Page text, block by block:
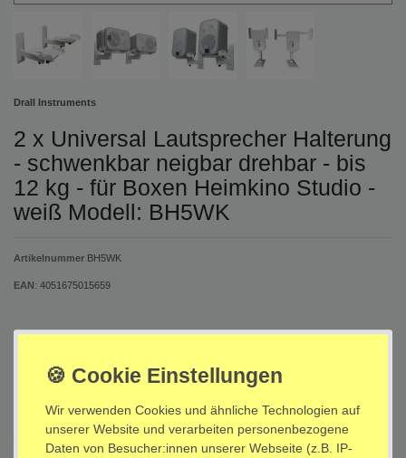
Drall Instruments
2 x Universal Lautsprecher Halterung
- schwenkbar neigbar drehbar - bis
12 kg - für Boxen Heimkino Studio -
weiß Modell: BH5WK
Artikelnummer BH5WK
EAN: 4051675015659
Inhalt:
kg - für Boxen Heimkino Studio - weiß Modell: BH5W
21,95 EUR*
sofort versandfertig
Wir verwenden Cookies und ähnliche Technologien auf
unserer Website und verarbeiten personenbezogene
Daten von Besucher:innen unserer Webseite (z.B. IP-